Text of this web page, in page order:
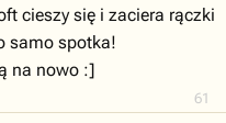
61
cieszy się i zaciera rączki
samo spotka!
na nowo :]